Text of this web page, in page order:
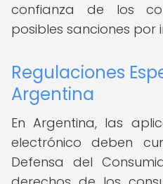
confianza de los
posibles sanciones por
Regulaciones
Argentina
En Argentina, las
electrónico deben
Defensa del